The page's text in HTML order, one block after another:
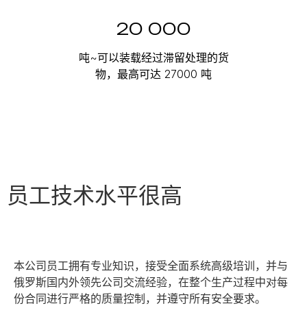
20 000
吨~可以装载经过滞留处理的货
物，最高可达 27000 吨
员工技术水平很高
本公司员工拥有专业知识，接受全面系统高级培训，并与
俄罗斯国内外领先公司交流经验，在整个生产过程中对每
份合同进行严格的质量控制，并遵守所有安全要求。